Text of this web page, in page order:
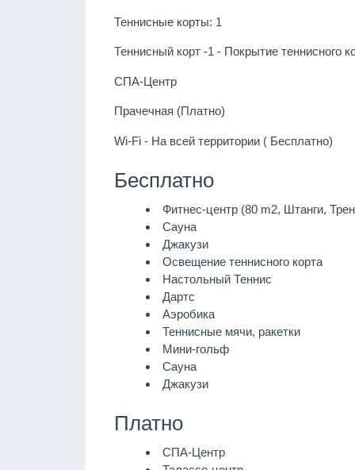
Теннисные корты: 1
Теннисный корт -1 - Покрытие теннисного
СПА-Центр
Прачечная (Платно)
Wi-Fi - На всей территории ( Бесплатно)
Бесплатно
Фитнес-центр (80 m2, Штанги,
Сауна
Джакузи
Освещение теннисного корта
Настольный Теннис
Дартс
Аэробика
Теннисные мячи, ракетки
Мини-гольф
Сауна
Джакузи
Платно
СПА-Центр